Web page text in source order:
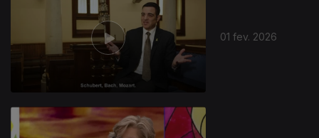
01 fev. 2026